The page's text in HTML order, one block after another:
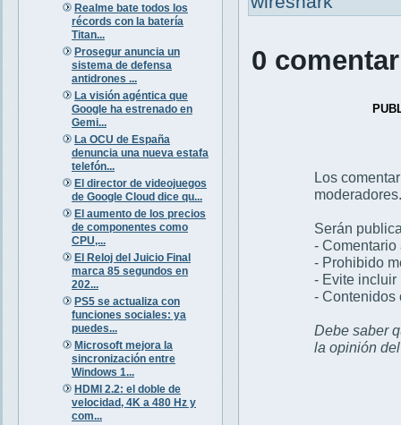
Realme bate todos los
récords con la batería
Titan...
Prosegur anuncia un
sistema de defensa
antidrones ...
La visión agéntica que
Google ha estrenado en
Gemi...
La OCU de España
denuncia una nueva estafa
telefón...
El director de videojuegos
de Google Cloud dice qu...
El aumento de los precios
de componentes como
CPU,...
El Reloj del Juicio Final
marca 85 segundos en
202...
PS5 se actualiza con
funciones sociales: ya
puedes...
Microsoft mejora la
sincronización entre
Windows 1...
HDMI 2.2: el doble de
velocidad, 4K a 480 Hz y
com...
0
Los
moderadores.
Serán
- Comentario
- Prohibido
- Evite incluir
- Contenidos
Debe saber
la opinión